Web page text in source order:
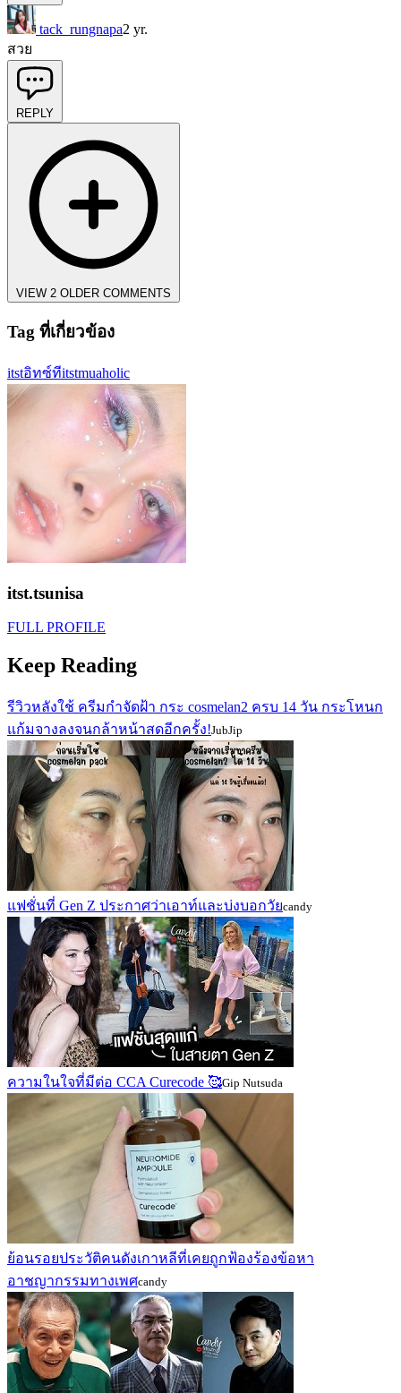
tack_rungnapa2 yr.
สวย
REPLY
VIEW 2 OLDER COMMENTS
Tag ที่เกี่ยวข้อง
itstอิทซ์ทีitstmuaholic
itst.tsunisa
FULL PROFILE
Keep Reading
รีวิวหลังใช้ ครีมกำจัดฝ้า กระ cosmelan2 ครบ 14 วัน กระโหนก
แก้มจางลงจนกล้าหน้าสดอีกครั้ง!JubJip
แฟชั่นที่ Gen Z ประกาศว่าเอาท์และบ่งบอกวัยcandy
ความในใจที่มีต่อ CCA Curecode 🥰Gip Nutsuda
ย้อนรอยประวัติคนดังเกาหลีที่เคยถูกฟ้องร้องข้อหา
อาชญากรรมทางเพศcandy